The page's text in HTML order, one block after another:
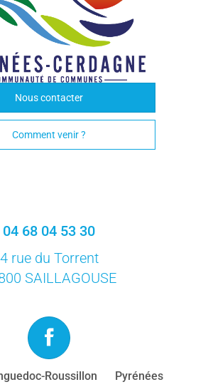
Nous contacter
Comment venir ?
04 68 04 53 30
4 rue du Torrent
SAILLAGOUSE
Roussillon Pyrénées